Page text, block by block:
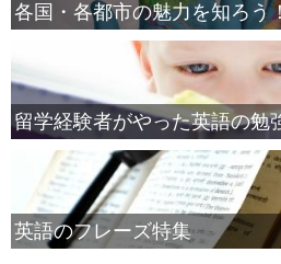
各国・各都市の魅力を知ろう
留学経験者がやった英語の勉
英語のフレーズ特集